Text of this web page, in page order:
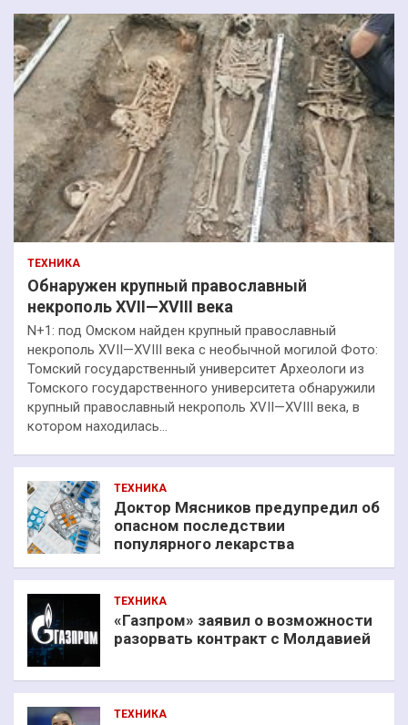
ТЕХНИКА
Обнаружен крупный православный
некрополь XVII—XVIII века
N+1: под Омском найден крупный православный
некрополь XVII—XVIII века с необычной могилой Фото:
Томский государственный университет Археологи из
Томского государственного университета обнаружили
крупный православный некрополь XVII—XVIII века, в
котором находилась…
ТЕХНИКА
Доктор Мясников предупредил об
опасном последствии
популярного лекарства
ТЕХНИКА
«Газпром» заявил о возможности
разорвать контракт с Молдавией
ТЕХНИКА